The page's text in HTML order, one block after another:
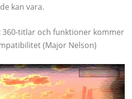
kan vara.
360-titlar och funktioner kommer
(Major Nelson)